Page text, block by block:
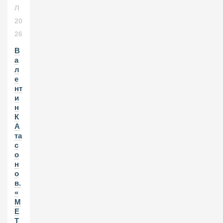
Л
20
26
В
а
л
е
нт
и
н
К
А
та
с
о
н
о
в.
«
М
Е
Т